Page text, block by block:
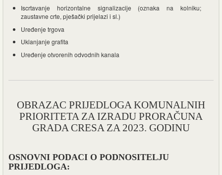
Iscrtavanje horizontalne signalizacije (oznaka na kolniku;
zaustavne crte, pješački prijelazi i sl.)
Uređenje trgova
Uklanjanje grafita
Uređenje otvorenih odvodnih kanala
OBRAZAC PRIJEDLOGA KOMUNALNIH
PRIORITETA ZA IZRADU PRORAČUNA
GRADA CRESA ZA 2023. GODINU
OSNOVNI PODACI O PODNOSITELJU
PRIJEDLOGA: